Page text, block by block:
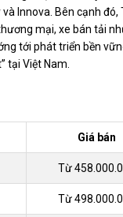
Innova. Bên cạnh đó,
mại, xe bán tải
tới phát triển bền
tại Việt Nam.
Giá bán
Từ
Từ